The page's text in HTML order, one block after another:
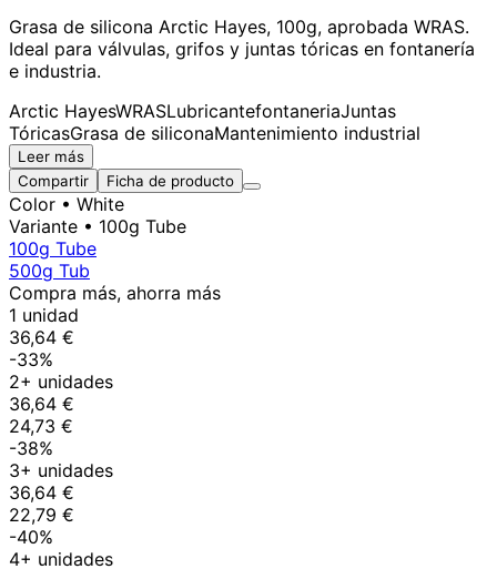
Grasa de silicona Arctic Hayes, 100g, aprobada WRAS.
Ideal para válvulas, grifos y juntas tóricas en fontanería
e industria.
Arctic HayesWRASLubricantefontaneriaJuntas
TóricasGrasa de siliconaMantenimiento industrial
Leer más
Compartir
Ficha de producto
Color • White
Variante • 100g Tube
100g Tube
500g Tub
Compra más, ahorra más
1 unidad
36,64 €
-33%
2+ unidades
36,64 €
24,73 €
-38%
3+ unidades
36,64 €
22,79 €
-40%
4+ unidades